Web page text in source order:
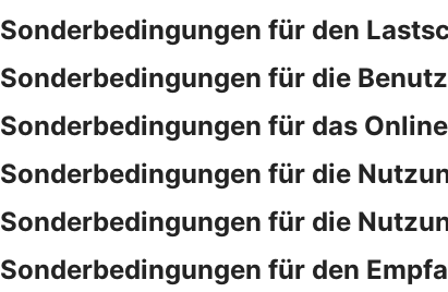
Sonderbedingungen für den
Sonderbedingungen für die
Sonderbedingungen für das
Sonderbedingungen für die
Sonderbedingungen für die
Sonderbedingungen für den